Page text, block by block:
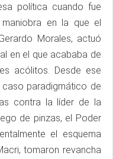
política cuando fue
en la que el
Morales, actuó
en el que acababa de
acólitos. Desde ese
paradigmático de
contra la líder de la
de pinzas, el Poder
el esquema
tomaron revancha